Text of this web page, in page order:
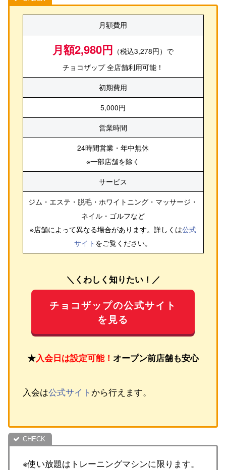
月額費用
月額2,980円 （税込3,278円）で
チョコザップ 全店舗利用可能！
初期費用
5,000円
営業時間
24時間営業・年中無休
※一部店舗を除く
サービス
ジム・エステ・脱毛・ホワイトニング・マッサージ・
ネイル・ゴルフなど
※店舗によって異なる場合があります。詳しくは公式
サイト をご覧ください。
＼くわしく知りたい！／
チョコザップの公式サイト
を見る
★入会日は設定可能！ オープン前店舗も安心
入会は公式サイト から行えます。
※使い放題はトレーニングマシンに限ります。